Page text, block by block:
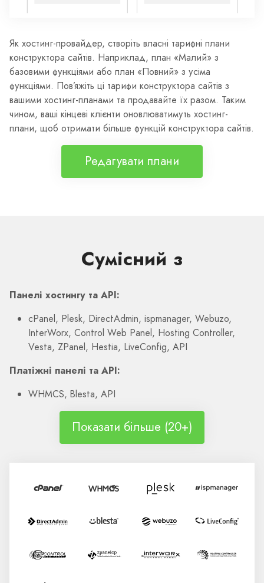
Як хостинг-провайдер, створіть власні тарифні плани
конструктора сайтів. Наприклад, план «Малий» з
базовими функціями або план «Повний» з усіма
функціями. Пов’яжіть ці тарифи конструктора сайтів з
вашими хостинг-планами та продавайте їх разом. Таким
чином, ваші кінцеві клієнти оновлюватимуть хостинг-
плани, щоб отримати більше функцій конструктора сайтів.
Редагувати плани
Сумісний з
Панелі хостингу та API:
cPanel, Plesk, DirectAdmin, ispmanager, Webuzo,
InterWorx, Control Web Panel, Hosting Controller,
Vesta, ZPanel, Hestia, LiveConfig, API
Платіжні панелі та API:
WHMCS, Blesta, API
Показати більше (20+)